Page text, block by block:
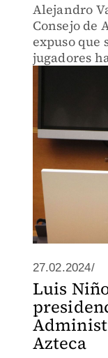
Alejandro
Consejo de
expuso que
jugadores
continúan
27.02.2024/
Luis
Azteca